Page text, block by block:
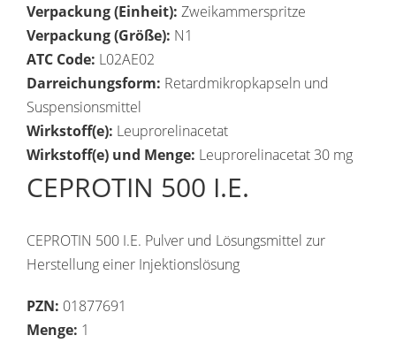
Verpackung (Einheit): Zweikammerspritze
Verpackung (Größe): N1
ATC Code: L02AE02
Darreichungsform: Retardmikropkapseln und
Suspensionsmittel
Wirkstoff(e): Leuprorelinacetat
Wirkstoff(e) und Menge: Leuprorelinacetat 30 mg
CEPROTIN 500 I.E.
CEPROTIN 500 I.E. Pulver und Lösungsmittel zur
Herstellung einer Injektionslösung
PZN: 01877691
Menge: 1